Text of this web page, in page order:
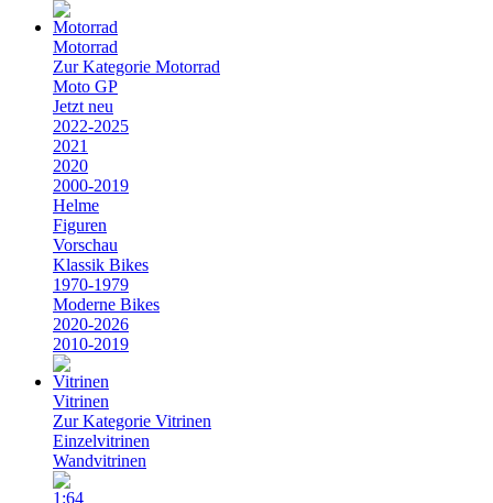
Motorrad
Zur Kategorie Motorrad
Moto GP
Jetzt neu
2022-2025
2021
2020
2000-2019
Helme
Figuren
Vorschau
Klassik Bikes
1970-1979
Moderne Bikes
2020-2026
2010-2019
Vitrinen
Zur Kategorie Vitrinen
Einzelvitrinen
Wandvitrinen